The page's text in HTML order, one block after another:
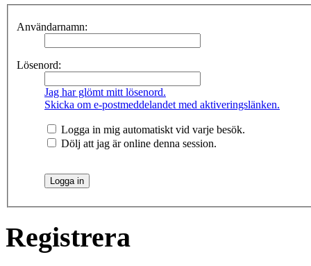
Användarnamn:
Lösenord:
Jag har glömt mitt lösenord.
Skicka om e-postmeddelandet med aktiveringslänken.
Logga in mig automatiskt vid varje besök.
Dölj att jag är online denna session.
Registrera